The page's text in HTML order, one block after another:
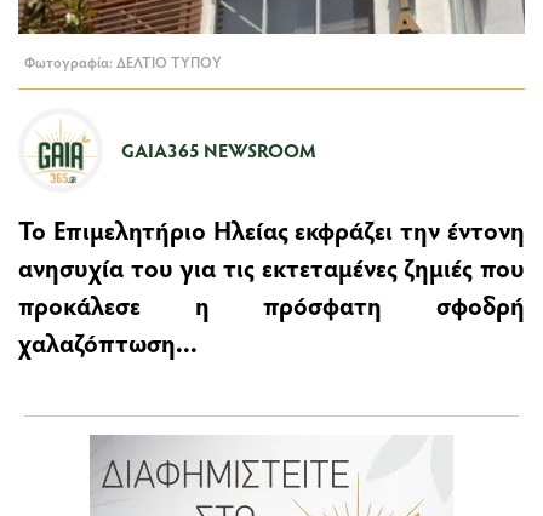
Φωτογραφία: ΔΕΛΤΙΟ ΤΥΠΟΥ
GAIA365 NEWSROOM
Το Επιμελητήριο Ηλείας εκφράζει την έντονη
ανησυχία του για τις εκτεταμένες ζημιές που
προκάλεσε η πρόσφατη σφοδρή
χαλαζόπτωση...